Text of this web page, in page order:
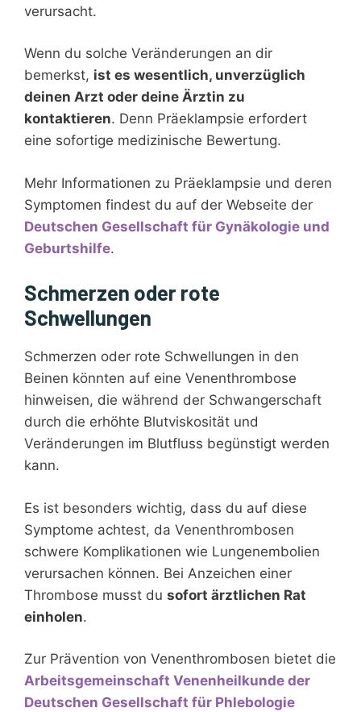
verursacht.
Wenn du solche Veränderungen an dir
bemerkst, ist es wesentlich, unverzüglich
deinen Arzt oder deine Ärztin zu
kontaktieren. Denn Präeklampsie erfordert
eine sofortige medizinische Bewertung.
Mehr Informationen zu Präeklampsie und deren
Symptomen findest du auf der Webseite der
Deutschen Gesellschaft für Gynäkologie und
Geburtshilfe.
Schmerzen oder rote
Schwellungen
Schmerzen oder rote Schwellungen in den
Beinen könnten auf eine Venenthrombose
hinweisen, die während der Schwangerschaft
durch die erhöhte Blutviskosität und
Veränderungen im Blutfluss begünstigt werden
kann.
Es ist besonders wichtig, dass du auf diese
Symptome achtest, da Venenthrombosen
schwere Komplikationen wie Lungenembolien
verursachen können. Bei Anzeichen einer
Thrombose musst du sofort ärztlichen Rat
einholen.
Zur Prävention von Venenthrombosen bietet die
Arbeitsgemeinschaft Venenheilkunde der
Deutschen Gesellschaft für Phlebologie